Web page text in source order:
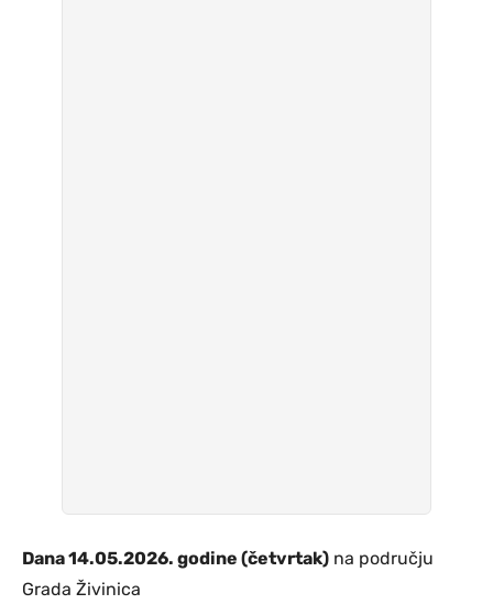
Dana 14.05.2026. godine (četvrtak) na području
Grada Živinica